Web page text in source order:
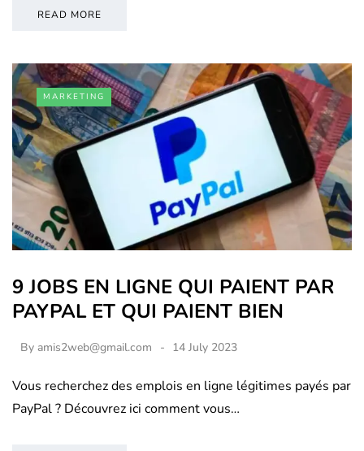
READ MORE
MARKETING
9 JOBS EN LIGNE QUI PAIENT PAR
PAYPAL ET QUI PAIENT BIEN
By amis2web@gmail.com 14 July 2023
Vous recherchez des emplois en ligne légitimes payés par
PayPal ? Découvrez ici comment vous…